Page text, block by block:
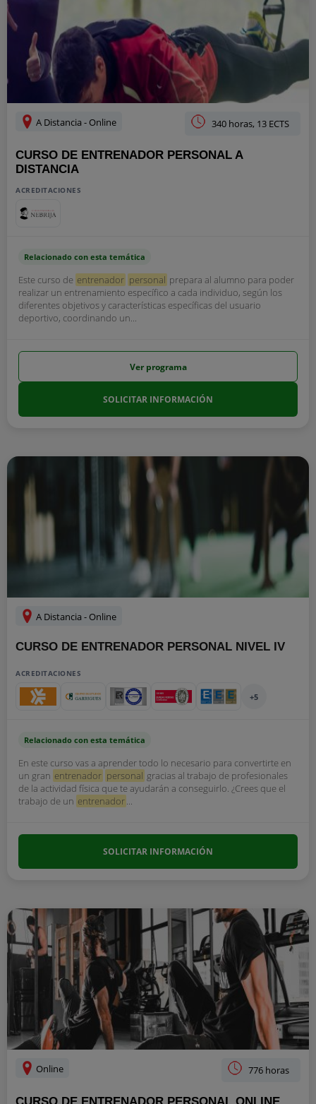
A Distancia - Online 340 horas, 13 ECTS
CURSO DE ENTRENADOR PERSONAL A
DISTANCIA
ACREDITACIONES
Relacionado con esta temática
Este curso de entrenador personal prepara al alumno para poder
realizar un entrenamiento específico a cada individuo, según los
diferentes objetivos y características específicas del usuario
deportivo, coordinando un...
Ver programa
SOLICITAR INFORMACIÓN
A Distancia - Online
CURSO DE ENTRENADOR PERSONAL NIVEL IV
ACREDITACIONES
+5
Relacionado con esta temática
En este curso vas a aprender todo lo necesario para convertirte en
un gran entrenador personal gracias al trabajo de profesionales
de la actividad física que te ayudarán a conseguirlo. ¿Crees que el
trabajo de un entrenador...
SOLICITAR INFORMACIÓN
Online 776 horas